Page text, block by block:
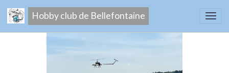
Hobby club de Bellefontaine